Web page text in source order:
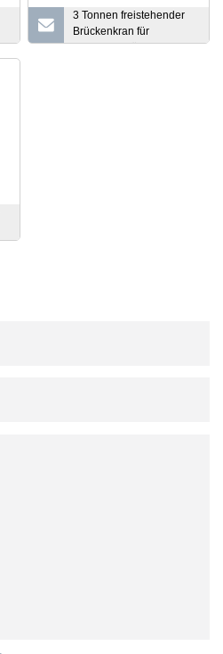
3 Tonnen freistehender
Brückenkran für
Innenwerkstätten